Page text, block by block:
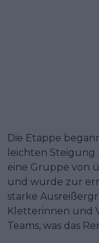
Die Etappe
leichten Steigung
eine Gruppe von
und wurde zur
starke
Kletterinnen und
Teams, was das